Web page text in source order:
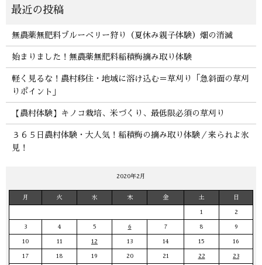
無農薬無肥料ブルーベリー狩り（夏休み親子体験）畑の消滅
始まりました！無農薬無肥料稲積梅摘み取り体験
軽く見るな！農村移住・地域に溶け込む＝草刈り「急斜面の草刈
りポイント」
【農村体験】キノコ栽培、米づくり、最低限必須の草刈り
３６５日農村体験・大人気！稲積梅の摘み取り体験／来られよ氷
見！
2020年2月
月 火 水 木 金 土 日
1 2
3 4 5 6 7 8 9
10 11 12 13 14 15 16
17 18 19 20 21 22 23